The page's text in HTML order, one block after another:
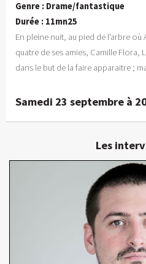
Genre : Drame/fantastique
Durée : 11mn25
En pleine nuit, au pied de l’arbre où
quatre de ses amies, Camille Flora,
dans le but de la faire apparaitre ;
Samedi 23 septembre à
Les
Jeremy Prudent
En détails